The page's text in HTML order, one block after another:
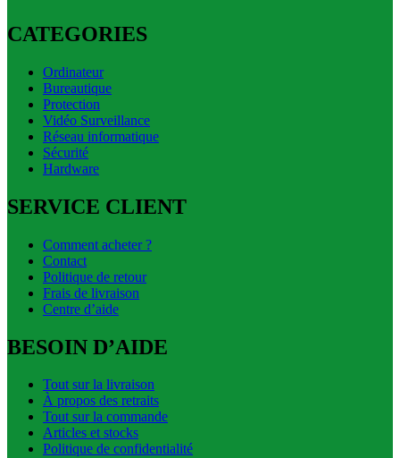
CATEGORIES
Ordinateur
Bureautique
Protection
Vidéo Surveillance
Réseau informatique
Sécurité
Hardware
SERVICE CLIENT
Comment acheter ?
Contact
Politique de retour
Frais de livraison
Centre d’aide
BESOIN D’AIDE
Tout sur la livraison
À propos des retraits
Tout sur la commande
Articles et stocks
Politique de confidentialité